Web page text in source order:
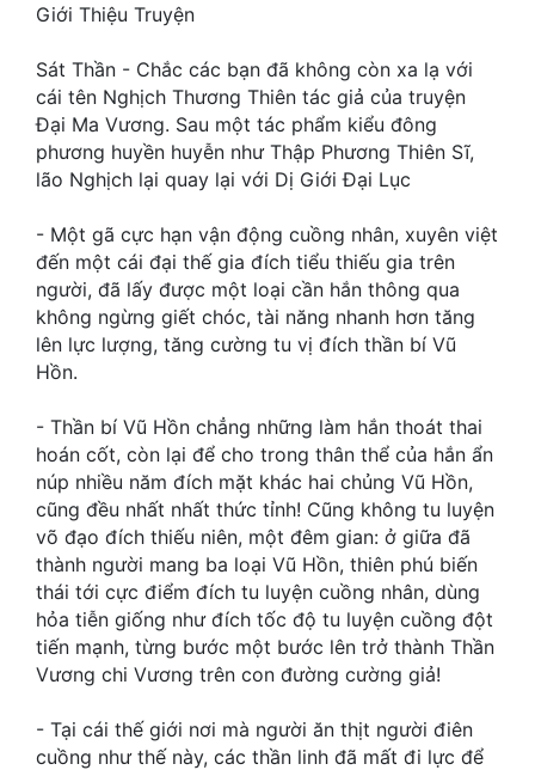
Dị Năng
Gia Đấu
Góc Nhìn Nam
Góc Nhìn Nữ
Huyền Huyễn
Huyền Nghi
Huyền Ảo
Hài Hước
Hệ Thống
Học Đường
Khoa Huyễn
Khoa Huyễn Không Gian
Kinh Dị
Kỳ Huyễn
Giới Thiệu Truyện
Sát Thần - Chắc các bạn đã không còn xa lạ với
cái tên Nghịch Thương Thiên tác giả của truyện
Đại Ma Vương. Sau một tác phẩm kiểu đông
phương huyền huyễn như Thập Phương Thiên Sĩ,
lão Nghịch lại quay lại với Dị Giới Đại Lục
- Một gã cực hạn vận động cuồng nhân, xuyên việt
đến một cái đại thế gia đích tiểu thiếu gia trên
người, đã lấy được một loại cần hắn thông qua
không ngừng giết chóc, tài năng nhanh hơn tăng
lên lực lượng, tăng cường tu vị đích thần bí Vũ
Hồn.
- Thần bí Vũ Hồn chẳng những làm hắn thoát thai
hoán cốt, còn lại để cho trong thân thể của hắn ẩn
núp nhiều năm đích mặt khác hai chủng Vũ Hồn,
cũng đều nhất nhất thức tỉnh! Cũng không tu luyện
võ đạo đích thiếu niên, một đêm gian: ở giữa đã
thành người mang ba loại Vũ Hồn, thiên phú biến
thái tới cực điểm đích tu luyện cuồng nhân, dùng
hỏa tiễn giống như đích tốc độ tu luyện cuồng đột
tiến mạnh, từng bước một bước lên trở thành Thần
Vương chi Vương trên con đường cường giả!
- Tại cái thế giới nơi mà người ăn thịt người điên
cuồng như thế này, các thần linh đã mất đi lực để